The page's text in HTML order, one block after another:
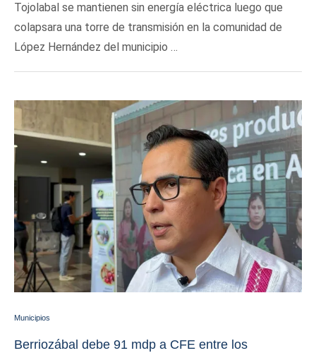
Tojolabal se mantienen sin energía eléctrica luego que
colapsara una torre de transmisión en la comunidad de
López Hernández del municipio …
Municipios
Berriozábal debe 91 mdp a CFE entre los